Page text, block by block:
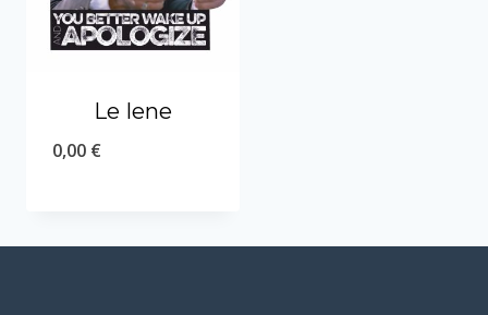
Le Iene
0,00 €